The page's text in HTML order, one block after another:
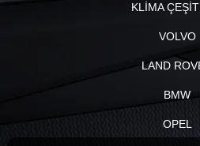
KLİMA
VOLVO
LAND
BMW
OPEL